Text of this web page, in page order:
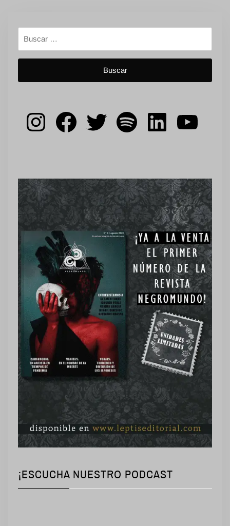
Instagram
Facebook
TwitterSpotify
LinkedIn
¡ESCUCHA NUESTRO PODCAST